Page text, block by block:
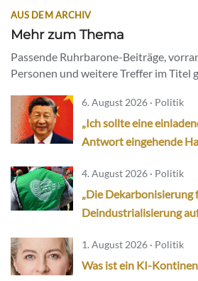
AUS DEM ARCHIV
Mehr zum Thema
Passende Ruhrbarone-Beiträge,
Personen und weitere Treffer im Titel
6. August 2026 · Politik
„Ich sollte eine
Antwort eingehende
4. August 2026 · Politik
„Die
Deindustrialisierung
1. August 2026 · Politik
Was ist ein KI-